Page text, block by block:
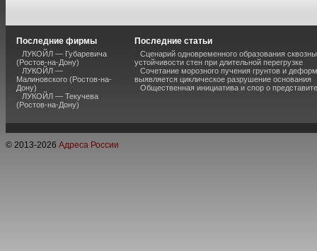
Последние фирмы
ЛУКОЙЛ — Губаревича
(Ростов-на-Дону)
ЛУКОЙЛ —
Малиновского (Ростов-на-
Дону)
ЛУКОЙЛ — Текучева
(Ростов-на-Дону)
Последние статьи
Сценарий одновременного образования
устойчивости стен при длительной перегрузке
Сочетание морозного пучения грунтов и
выявляется циклическое разрушение основания
Общественная инициатива и спор о
© 2013-2026 Адреса России